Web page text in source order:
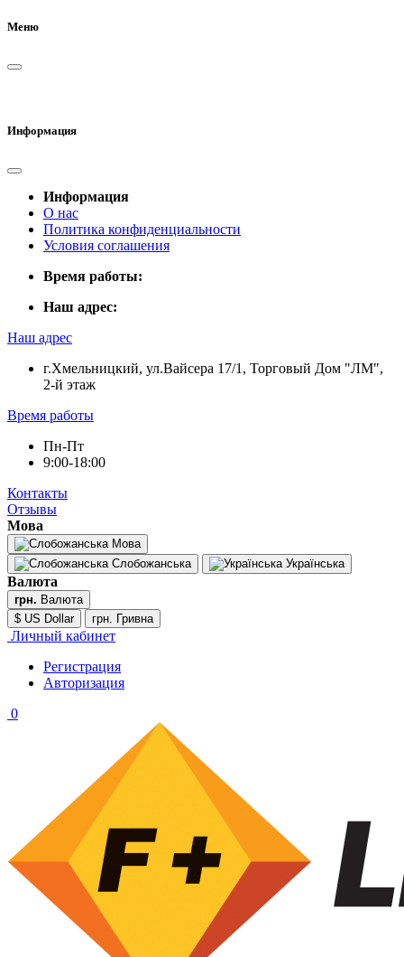
Меню
Информация
Информация
О нас
Политика конфиденциальности
Условия соглашения
Время работы:
Наш адрес:
Наш адрес
г.Хмельницкий, ул.Вайсера 17/1, Торговый Дом "ЛМ",
2-й этаж
Время работы
Пн-Пт
9:00-18:00
Контакты
Отзывы
Мова
Мова
Слобожанська
Українська
Валюта
грн. Валюта
$ US Dollar
грн. Гривна
Личный кабинет
Регистрация
Авторизация
0